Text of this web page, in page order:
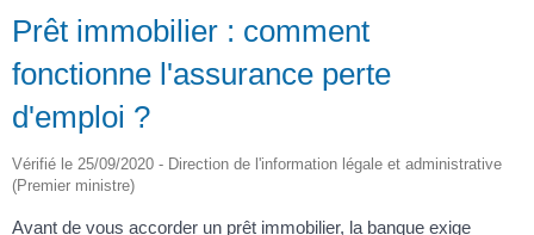
Prêt immobilier : comment
fonctionne l'assurance perte
d'emploi ?
Vérifié le 25/09/2020 - Direction de l'information légale et administrative
(Premier ministre)
Avant de vous accorder un prêt immobilier, la banque exige